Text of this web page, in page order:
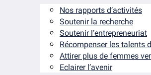
Nos rapports d’activités
Soutenir la recherche
Soutenir l’entrepreneuriat
Récompenser les talents
Attirer plus de femmes
Eclairer l’avenir